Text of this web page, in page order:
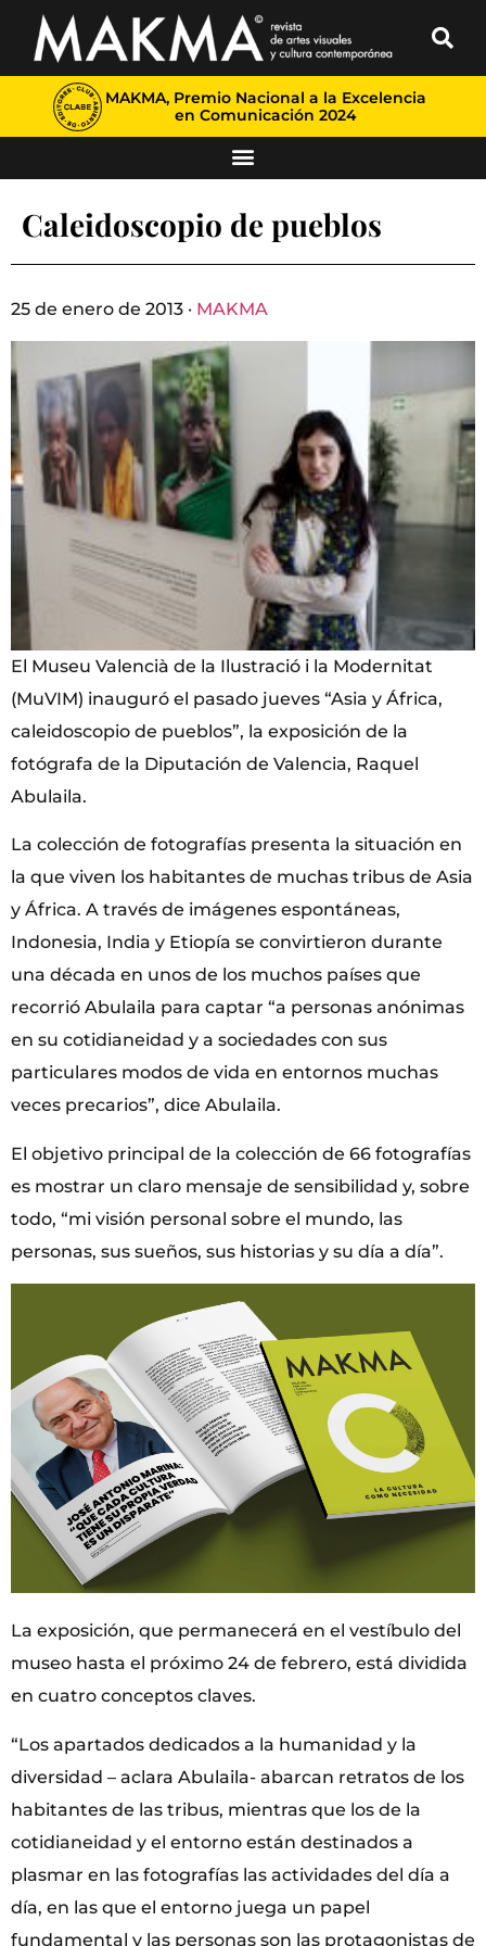
MAKMA, Premio Nacional a la Excelencia
en Comunicación 2024
Caleidoscopio de pueblos
25 de enero de 2013 · MAKMA
El Museu Valencià de la Ilustració i la Modernitat
(MuVIM) inauguró el pasado jueves “Asia y África,
caleidoscopio de pueblos”, la exposición de la
fotógrafa de la Diputación de Valencia, Raquel
Abulaila.
La colección de fotografías presenta la situación en
la que viven los habitantes de muchas tribus de Asia
y África. A través de imágenes espontáneas,
Indonesia, India y Etiopía se convirtieron durante
una década en unos de los muchos países que
recorrió Abulaila para captar “a personas anónimas
en su cotidianeidad y a sociedades con sus
particulares modos de vida en entornos muchas
veces precarios”, dice Abulaila.
El objetivo principal de la colección de 66 fotografías
es mostrar un claro mensaje de sensibilidad y, sobre
todo, “mi visión personal sobre el mundo, las
personas, sus sueños, sus historias y su día a día”.
La exposición, que permanecerá en el vestíbulo del
museo hasta el próximo 24 de febrero, está dividida
en cuatro conceptos claves.
“Los apartados dedicados a la humanidad y la
diversidad – aclara Abulaila- abarcan retratos de los
habitantes de las tribus, mientras que los de la
cotidianeidad y el entorno están destinados a
plasmar en las fotografías las actividades del día a
día, en las que el entorno juega un papel
fundamental y las personas son las protagonistas de